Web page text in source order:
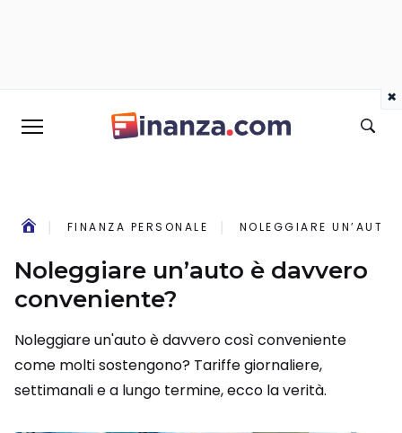
FINANZA PERSONALE NOLEGGIARE UN’AUTO
Noleggiare un’auto è davvero
conveniente?
Noleggiare un'auto è davvero così conveniente
come molti sostengono? Tariffe giornaliere,
settimanali e a lungo termine, ecco la verità.
×